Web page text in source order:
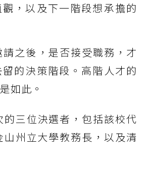
，以及下一階段想承擔的
之後，是否接受職務，才
的決策階段。高階人才的
如此。
的三位決選者，包括該校代
州立大學教務長，以及清